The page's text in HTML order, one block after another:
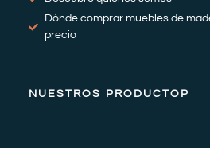
Dónde comprar muebles de
precio
NUESTROS PRODUCTOP